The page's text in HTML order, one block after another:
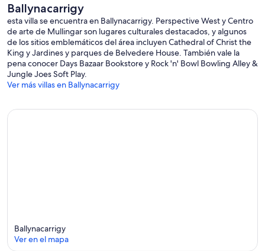
Location:
Nestled in the heart of the Irish midlands, Ballinacarrow
House offers the perfect balance of seclusion and accessibility.
Located in County Westmeath, it is surrounded by peaceful
countryside, where guests can unwind and take in the fresh air from
tranquil boat trips.
Sean’s Bar. Whether seeking adventure or relaxation, Ballinacarrow
House is the ideal base for discovering the beauty and heritage of
the Irish midlands.
Ballynacarrigy
esta villa se encuentra en Ballynacarrigy. Perspective West y Centro
de arte de Mullingar son lugares culturales destacados, y algunos
de los sitios emblemáticos del área incluyen Cathedral of Christ the
King y Jardines y parques de Belvedere House. También vale la
pena conocer Days Bazaar Bookstore y Rock 'n' Bowl Bowling Alley &
Jungle Joes Soft Play.
Ver más villas en Ballynacarrigy
Ballynacarrigy
Ver en el mapa